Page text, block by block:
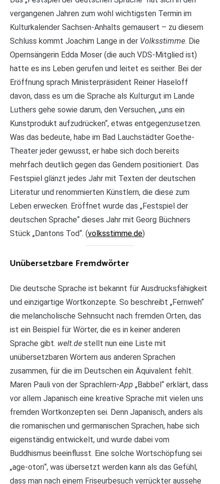
vergangenen Jahren zum wohl wichtigsten Termin im
Kulturkalender Sachsen-Anhalts gemausert – zu diesem
Schluss kommt Joachim Lange in der Volksstimme. Die
Opernsängerin Edda Moser (die auch VDS-Mitglied ist)
hatte es ins Leben gerufen und leitet es seither. Bei der
Eröffnung sprach Ministerpräsident Reiner Haseloff
davon, dass es um die Sprache als Kulturgut im Lande
Luthers gehe sowie darum, den Versuchen, „uns ein
Kunstprodukt aufzudrücken“, etwas entgegenzusetzen.
Was das bedeute, habe im Bad Lauchstädter Goethe-
Theater jeder gewusst, er habe sich doch bereits
mehrfach deutlich gegen das Gendern positioniert. Das
Festspiel glänzt jedes Jahr mit Texten der deutschen
Literatur und renommierten Künstlern, die diese zum
Leben erwecken. Eröffnet wurde das „Festspiel der
deutschen Sprache“ dieses Jahr mit Georg Büchners
Stück „Dantons Tod“. (volksstimme.de)
Unübersetzbare Fremdwörter
Die deutsche Sprache ist bekannt für Ausdrucksfähigkeit
und einzigartige Wortkonzepte. So beschreibt „Fernweh“
die melancholische Sehnsucht nach fremden Orten, das
ist ein Beispiel für Wörter, die es in keiner anderen
Sprache gibt. welt.de stellt nun eine Liste mit
unübersetzbaren Wörtern aus anderen Sprachen
zusammen, für die im Deutschen ein Äquivalent fehlt.
Maren Pauli von der Sprachlern-App „Babbel“ erklärt, dass
vor allem Japanisch eine kreative Sprache mit vielen uns
fremden Wortkonzepten sei. Denn Japanisch, anders als
die romanischen und germanischen Sprachen, habe sich
eigenständig entwickelt, und wurde dabei vom
Buddhismus beeinflusst. Eine solche Wortschöpfung sei
„age-otori“, was übersetzt werden kann als das Gefühl,
dass man nach einem Friseurbesuch verrückter aussehe